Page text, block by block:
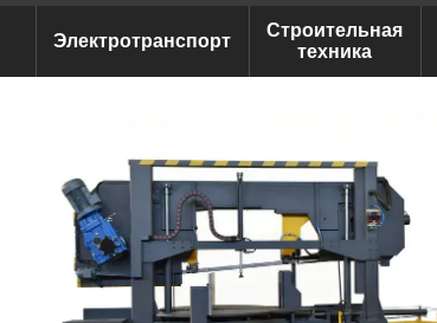
Электротранспорт
Строительная
техника